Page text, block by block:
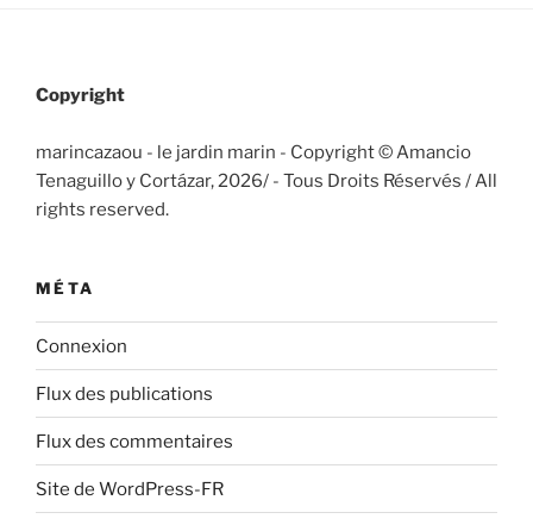
Copyright
marincazaou - le jardin marin - Copyright © Amancio
Tenaguillo y Cortázar, 2026/ - Tous Droits Réservés / All
rights reserved.
MÉTA
Connexion
Flux des publications
Flux des commentaires
Site de WordPress-FR